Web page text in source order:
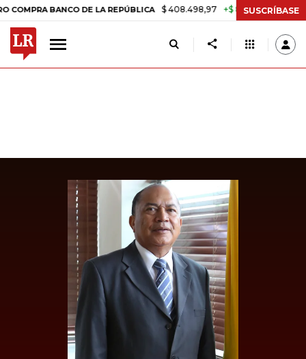
BANCO DE LA REPÚBLICA $ 408.498,97 +$ 8.753,81 +2,19%
SUSCRÍBASE